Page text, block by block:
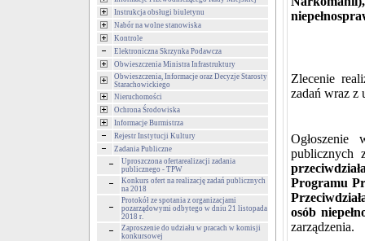
Instrukcja obsługi biuletynu
Nabór na wolne stanowiska
Kontrole
Elektroniczna Skrzynka Podawcza
Obwieszczenia Ministra Infrastruktury
Obwieszczenia, Informacje oraz Decyzje Starosty
Starachowickiego
Nieruchomości
Ochrona Środowiska
Informacje Burmistrza
Rejestr Instytucji Kultury
Zadania Publiczne
Uproszczona ofertarealizacji zadania
publicznego - TPW
Konkurs ofert na realizację zadań publicznych
na 2018
Protokół ze spotania z organizacjami
pozarządowymi odbytego w dniu 21 listopada
2018 r.
Zaproszenie do udziału w pracach w komisji
konkursowej
Zlecenie
zadań wraz z
publicznych
Programu
osób
zarządzenia.